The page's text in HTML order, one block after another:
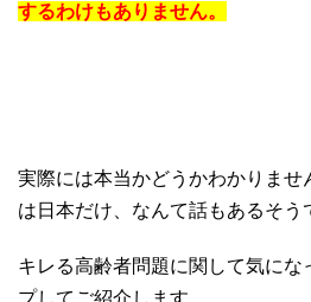
するわけもありません。
実際には本当かどうかわかりませ
は日本だけ、なんて話もあるそう
キレる高齢者問題に関して気にな